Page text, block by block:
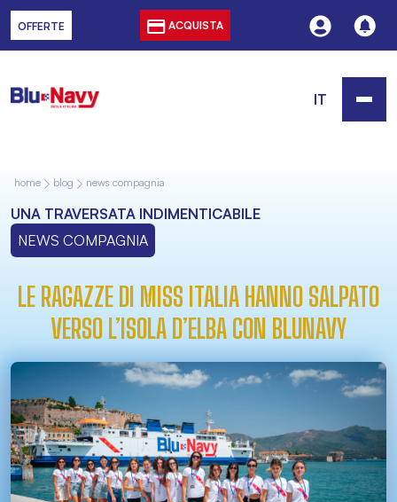
OFFERTE ACQUISTA
IT
home blog news compagnia
UNA TRAVERSATA INDIMENTICABILE
NEWS COMPAGNIA
LE RAGAZZE DI MISS ITALIA HANNO SALPATO
VERSO L’ISOLA D’ELBA CON BLUNAVY